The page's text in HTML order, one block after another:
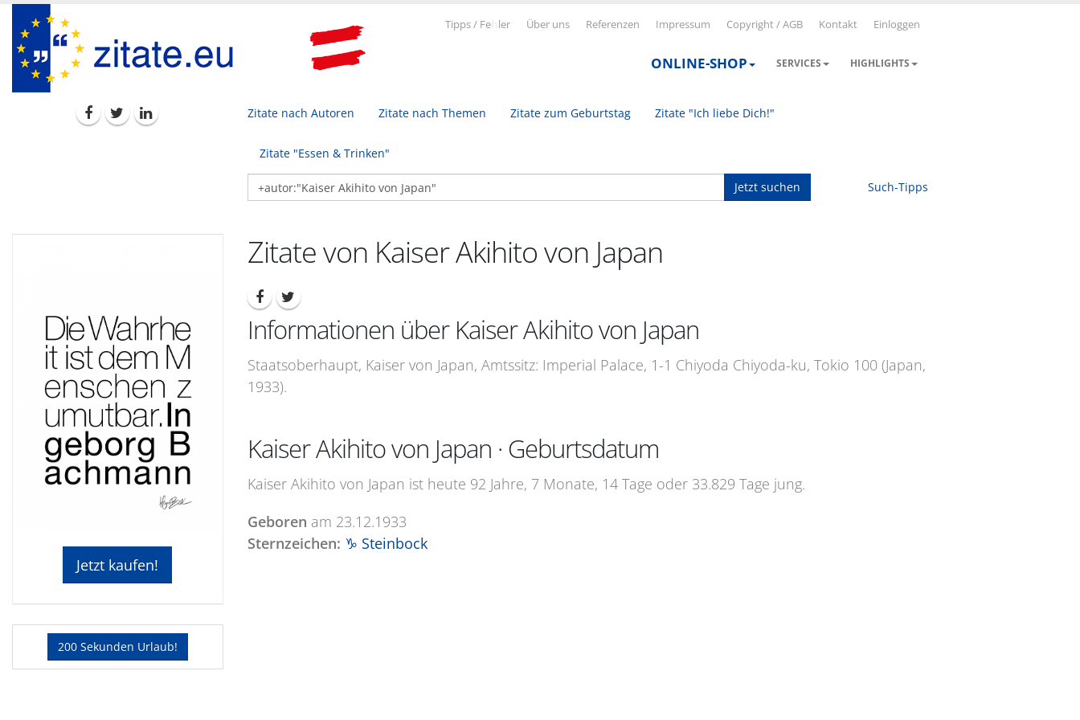
Tipps / Fe ler Über uns Referenzen Impressum Copyright / AGB Kontakt Einloggen
ONLINE-SHOP SERVICES HIGHLIGHTS
Zitate nach Autoren Zitate nach Themen Zitate zum Geburtstag Zitate "Ich liebe Dich!"
Zitate "Essen & Trinken"
Jetzt suchen Such-Tipps
Jetzt kaufen!
200 Sekunden Urlaub!
Zitate von Kaiser Akihito von Japan
Informationen über Kaiser Akihito von Japan
Staatsoberhaupt, Kaiser von Japan, Amtssitz: Imperial Palace, 1-1 Chiyoda Chiyoda-ku, Tokio 100 (Japan,
1933).
Kaiser Akihito von Japan · Geburtsdatum
Kaiser Akihito von Japan ist heute 92 Jahre, 7 Monate, 14 Tage oder 33.829 Tage jung.
Geboren am 23.12.1933
Sternzeichen: ♑ Steinbock